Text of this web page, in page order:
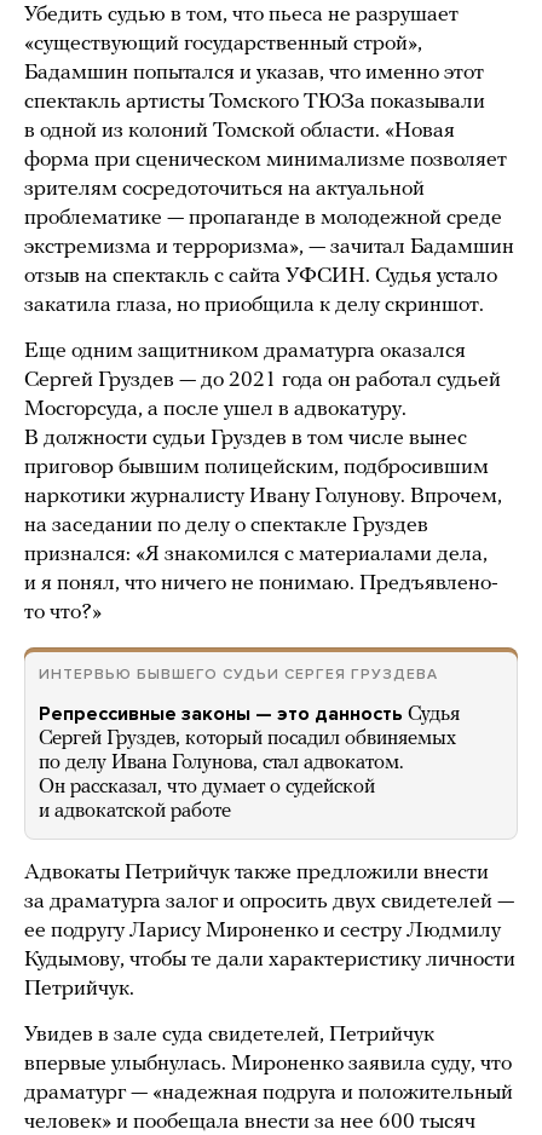
Убедить судью в том, что пьеса не разрушает
«существующий государственный строй»,
Бадамшин попытался и указав, что именно этот
спектакль артисты Томского ТЮЗа показывали
в одной из колоний Томской области. «Новая
форма при сценическом минимализме позволяет
зрителям сосредоточиться на актуальной
проблематике — пропаганде в молодежной среде
экстремизма и терроризма», — зачитал Бадамшин
отзыв на спектакль с сайта УФСИН. Судья устало
закатила глаза, но приобщила к делу скриншот.
Еще одним защитником драматурга оказался
Сергей Груздев — до 2021 года он работал судьей
Мосгорсуда, а после ушел в адвокатуру.
В должности судьи Груздев в том числе вынес
приговор бывшим полицейским, подбросившим
наркотики журналисту Ивану Голунову. Впрочем,
на заседании по делу о спектакле Груздев
признался: «Я знакомился с материалами дела,
и я понял, что ничего не понимаю. Предъявлено-
то что?»
ИНТЕРВЬЮ БЫВШЕГО СУДЬИ СЕРГЕЯ ГРУЗДЕВА
Репрессивные законы — это данность Судья
Сергей Груздев, который посадил обвиняемых
по делу Ивана Голунова, стал адвокатом.
Он рассказал, что думает о судейской
и адвокатской работе
Адвокаты Петрийчук также предложили внести
за драматурга залог и опросить двух свидетелей —
ее подругу Ларису Мироненко и сестру Людмилу
Кудымову, чтобы те дали характеристику личности
Петрийчук.
Увидев в зале суда свидетелей, Петрийчук
впервые улыбнулась. Мироненко заявила суду, что
драматург — «надежная подруга и положительный
человек» и пообещала внести за нее 600 тысяч